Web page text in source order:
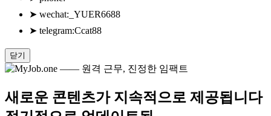
➤ wechat:_YUER6688
➤ telegram:Ccat88
닫기
새로운 콘텐츠가 지속적으로 제공됩니다